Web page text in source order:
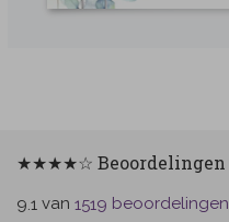
★★★★☆ Beoordelingen
9.1 van 1519 beoordelingen